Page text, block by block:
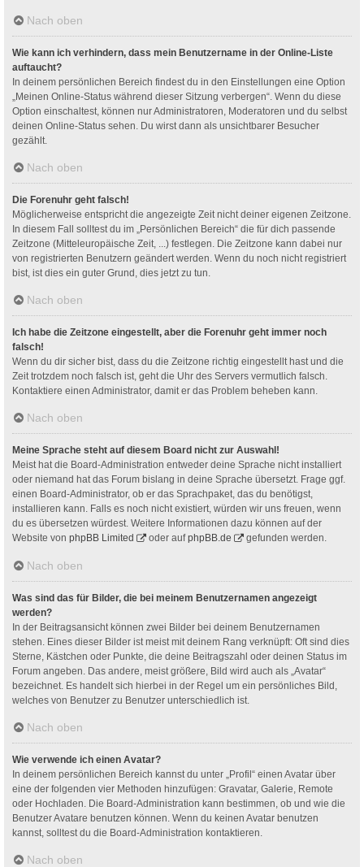
Nach oben
Wie kann ich verhindern, dass mein Benutzername in der Online-Liste
auftaucht?
In deinem persönlichen Bereich findest du in den Einstellungen eine Option
„Meinen Online-Status während dieser Sitzung verbergen“. Wenn du diese
Option einschaltest, können nur Administratoren, Moderatoren und du selbst
deinen Online-Status sehen. Du wirst dann als unsichtbarer Besucher
gezählt.
Nach oben
Die Forenuhr geht falsch!
Möglicherweise entspricht die angezeigte Zeit nicht deiner eigenen Zeitzone.
In diesem Fall solltest du im „Persönlichen Bereich“ die für dich passende
Zeitzone (Mitteleuropäische Zeit, ...) festlegen. Die Zeitzone kann dabei nur
von registrierten Benutzern geändert werden. Wenn du noch nicht registriert
bist, ist dies ein guter Grund, dies jetzt zu tun.
Nach oben
Ich habe die Zeitzone eingestellt, aber die Forenuhr geht immer noch
falsch!
Wenn du dir sicher bist, dass du die Zeitzone richtig eingestellt hast und die
Zeit trotzdem noch falsch ist, geht die Uhr des Servers vermutlich falsch.
Kontaktiere einen Administrator, damit er das Problem beheben kann.
Nach oben
Meine Sprache steht auf diesem Board nicht zur Auswahl!
Meist hat die Board-Administration entweder deine Sprache nicht installiert
oder niemand hat das Forum bislang in deine Sprache übersetzt. Frage ggf.
einen Board-Administrator, ob er das Sprachpaket, das du benötigst,
installieren kann. Falls es noch nicht existiert, würden wir uns freuen, wenn
du es übersetzen würdest. Weitere Informationen dazu können auf der
Website von phpBB Limited oder aufphpBB.de gefunden werden.
Nach oben
Was sind das für Bilder, die bei meinem Benutzernamen angezeigt
werden?
In der Beitragsansicht können zwei Bilder bei deinem Benutzernamen
stehen. Eines dieser Bilder ist meist mit deinem Rang verknüpft: Oft sind dies
Sterne, Kästchen oder Punkte, die deine Beitragszahl oder deinen Status im
Forum angeben. Das andere, meist größere, Bild wird auch als „Avatar“
bezeichnet. Es handelt sich hierbei in der Regel um ein persönliches Bild,
welches von Benutzer zu Benutzer unterschiedlich ist.
Nach oben
Wie verwende ich einen Avatar?
In deinem persönlichen Bereich kannst du unter „Profil“ einen Avatar über
eine der folgenden vier Methoden hinzufügen: Gravatar, Galerie, Remote
oder Hochladen. Die Board-Administration kann bestimmen, ob und wie die
Benutzer Avatare benutzen können. Wenn du keinen Avatar benutzen
kannst, solltest du die Board-Administration kontaktieren.
Nach oben